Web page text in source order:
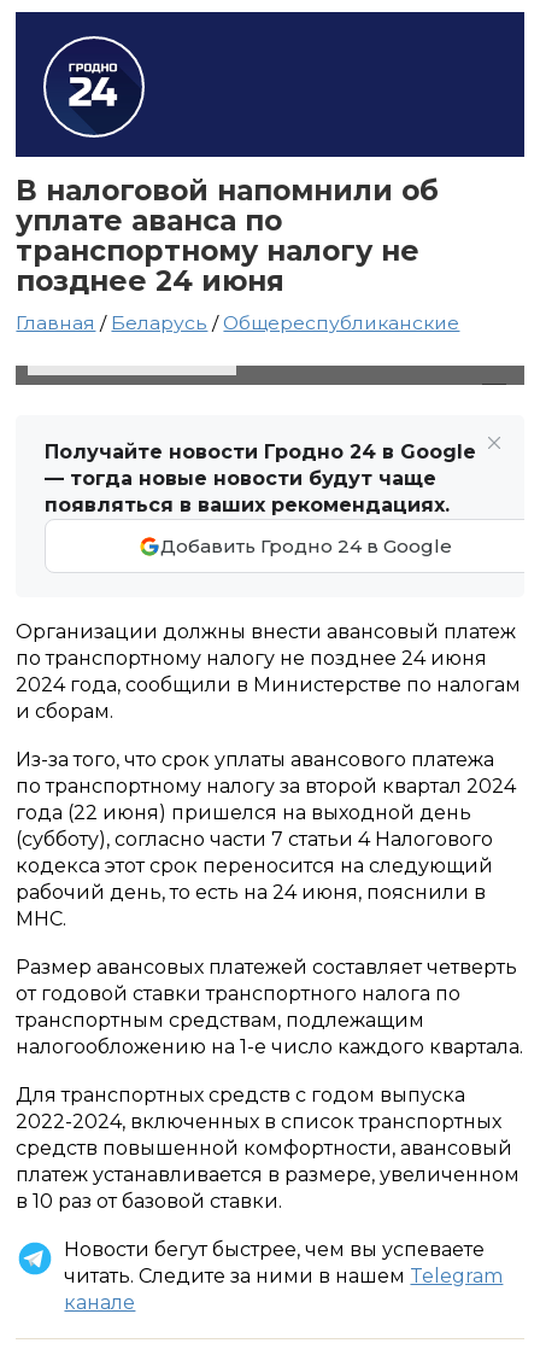
В налоговой напомнили об
уплате аванса по
транспортному налогу не
позднее 24 июня
Главная / Беларусь /Общереспубликанские
Получайте новости Гродно 24 в Google
— тогда новые новости будут чаще
появляться в ваших рекомендациях.
Добавить Гродно 24 в Google
Организации должны внести авансовый платеж
по транспортному налогу не позднее 24 июня
2024 года, сообщили в Министерстве по налогам
и сборам.
Из-за того, что срок уплаты авансового платежа
по транспортному налогу за второй квартал 2024
года (22 июня) пришелся на выходной день
(субботу), согласно части 7 статьи 4 Налогового
кодекса этот срок переносится на следующий
рабочий день, то есть на 24 июня, пояснили в
МНС.
Размер авансовых платежей составляет четверть
от годовой ставки транспортного налога по
транспортным средствам, подлежащим
налогообложению на 1-е число каждого квартала.
Для транспортных средств с годом выпуска
2022-2024, включенных в список транспортных
средств повышенной комфортности, авансовый
платеж устанавливается в размере, увеличенном
в 10 раз от базовой ставки.
Новости бегут быстрее, чем вы успеваете
читать. Следите за ними в нашем Telegram
канале